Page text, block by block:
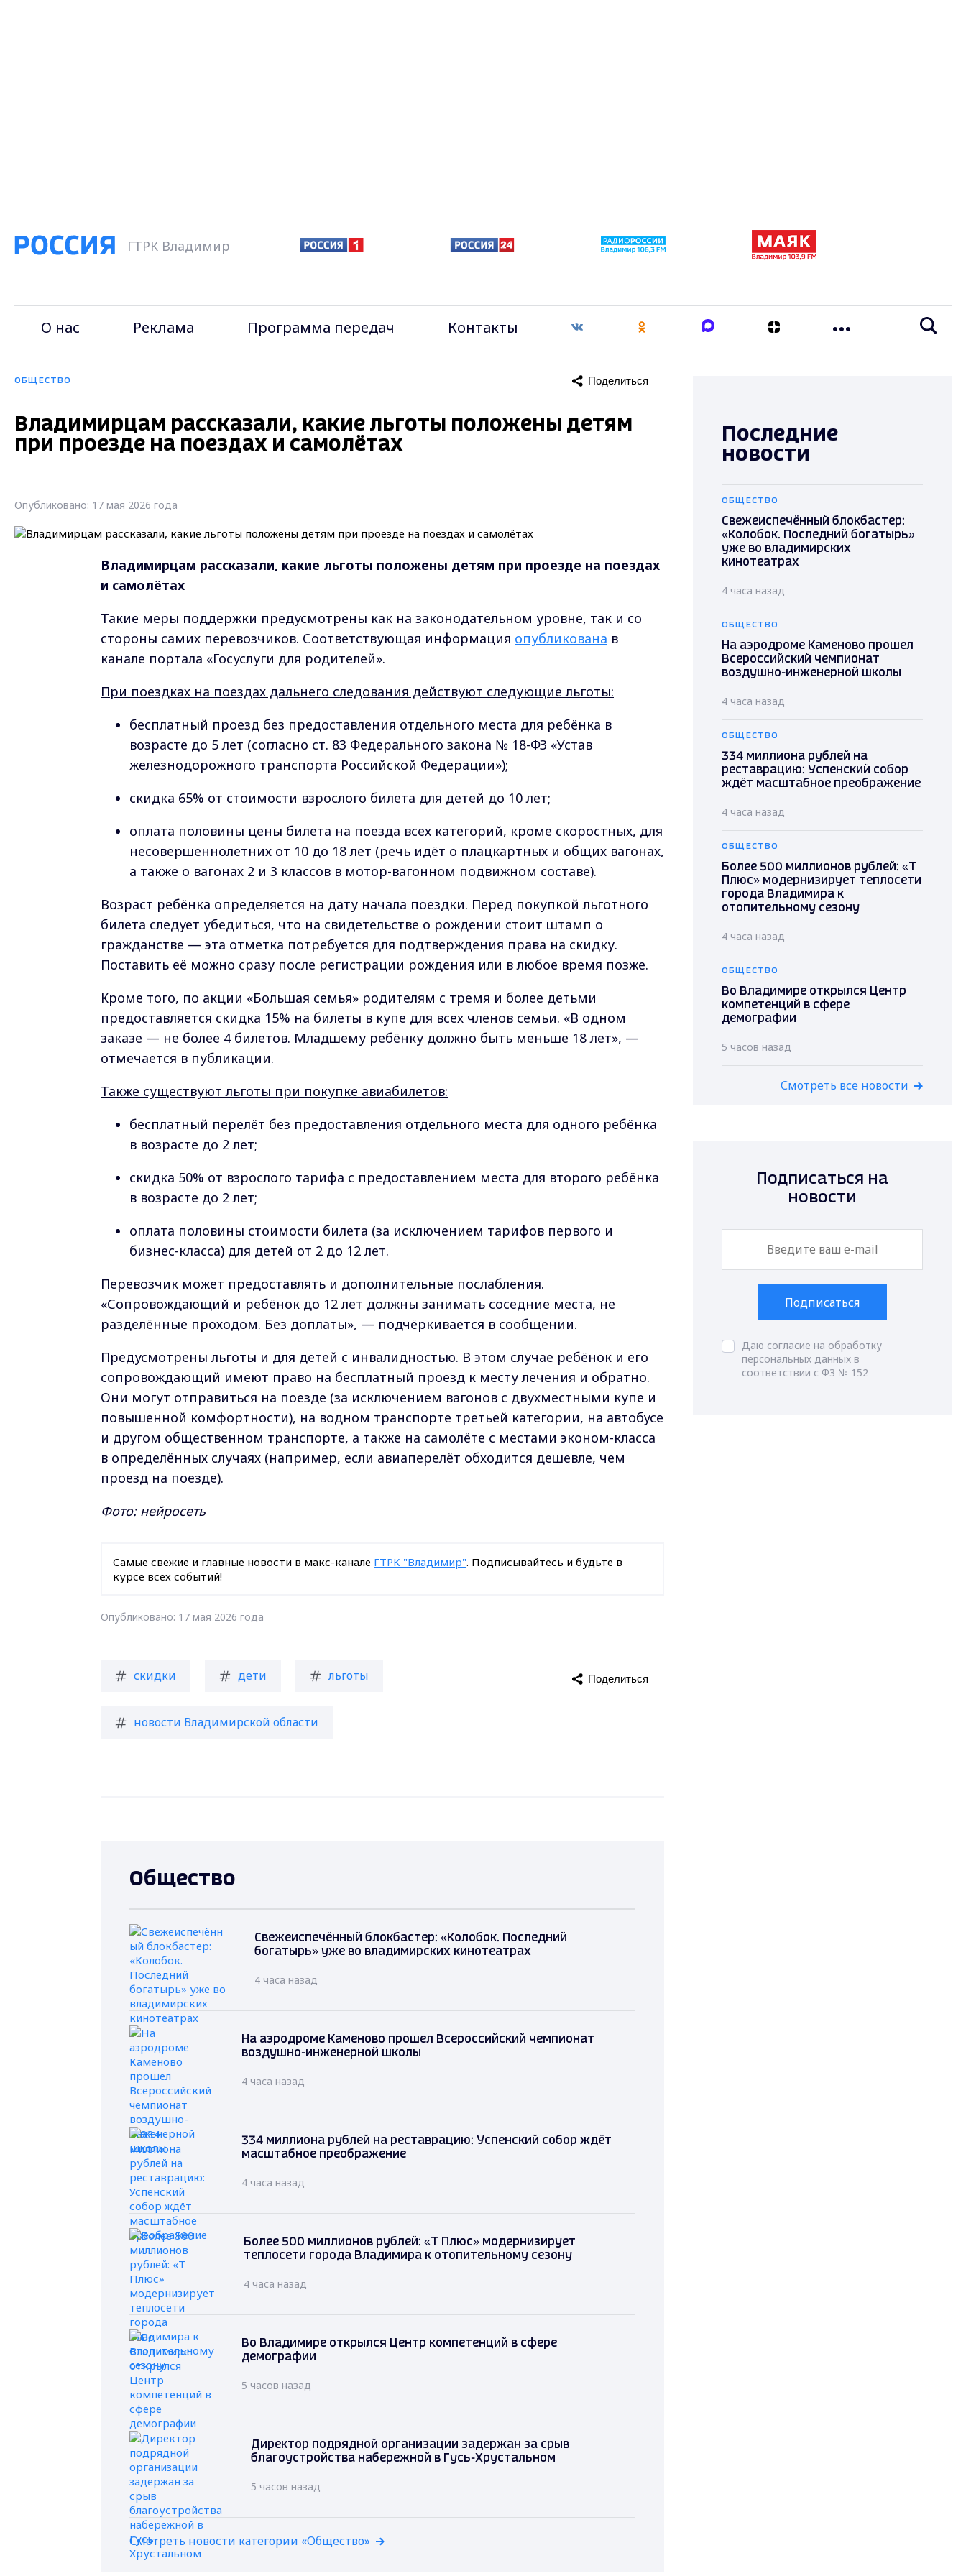
ГТРК Владимир
О нас Реклама Программа передач Контакты
ОБЩЕСТВО Поделиться
Владимирцам рассказали, какие льготы положены детям
при проезде на поездах и самолётах
Опубликовано: 17 мая 2026 года
Владимирцам рассказали, какие льготы положены детям при проезде на поездах
и самолётах
Такие меры поддержки предусмотрены как на законодательном уровне, так и со
стороны самих перевозчиков. Соответствующая информация опубликована в
канале портала «Госуслуги для родителей».
При поездках на поездах дальнего следования действуют следующие льготы:
бесплатный проезд без предоставления отдельного места для ребёнка в
возрасте до 5 лет (согласно ст. 83 Федерального закона № 18-ФЗ «Устав
железнодорожного транспорта Российской Федерации»);
скидка 65% от стоимости взрослого билета для детей до 10 лет;
оплата половины цены билета на поезда всех категорий, кроме скоростных, для
несовершеннолетних от 10 до 18 лет (речь идёт о плацкартных и общих вагонах,
а также о вагонах 2 и 3 классов в мотор-вагонном подвижном составе).
Возраст ребёнка определяется на дату начала поездки. Перед покупкой льготного
билета следует убедиться, что на свидетельстве о рождении стоит штамп о
гражданстве — эта отметка потребуется для подтверждения права на скидку.
Поставить её можно сразу после регистрации рождения или в любое время позже.
Кроме того, по акции «Большая семья» родителям с тремя и более детьми
предоставляется скидка 15% на билеты в купе для всех членов семьи. «В одном
заказе — не более 4 билетов. Младшему ребёнку должно быть меньше 18 лет», —
отмечается в публикации.
Также существуют льготы при покупке авиабилетов:
бесплатный перелёт без предоставления отдельного места для одного ребёнка
в возрасте до 2 лет;
скидка 50% от взрослого тарифа с предоставлением места для второго ребёнка
в возрасте до 2 лет;
оплата половины стоимости билета (за исключением тарифов первого и
бизнес-класса) для детей от 2 до 12 лет.
Перевозчик может предоставлять и дополнительные послабления.
«Сопровождающий и ребёнок до 12 лет должны занимать соседние места, не
разделённые проходом. Без доплаты», — подчёркивается в сообщении.
Предусмотрены льготы и для детей с инвалидностью. В этом случае ребёнок и его
сопровождающий имеют право на бесплатный проезд к месту лечения и обратно.
Они могут отправиться на поезде (за исключением вагонов с двухместными купе и
повышенной комфортности), на водном транспорте третьей категории, на автобусе
и другом общественном транспорте, а также на самолёте с местами эконом-класса
в определённых случаях (например, если авиаперелёт обходится дешевле, чем
проезд на поезде).
Фото: нейросеть
Самые свежие и главные новости в макс-канале ГТРК "Владимир". Подписывайтесь и будьте в
курсе всех событий!
Опубликовано: 17 мая 2026 года
скидки дети льготы
новости Владимирской области
Поделиться
Общество
Свежеиспечённый блокбастер: «Колобок. Последний
богатырь» уже во владимирских кинотеатрах
4 часа назад
На аэродроме Каменово прошел Всероссийский чемпионат
воздушно-инженерной школы
4 часа назад
334 миллиона рублей на реставрацию: Успенский собор ждёт
масштабное преображение
4 часа назад
Более 500 миллионов рублей: «Т Плюс» модернизирует
теплосети города Владимира к отопительному сезону
4 часа назад
Во Владимире открылся Центр компетенций в сфере
демографии
5 часов назад
Директор подрядной организации задержан за срыв
благоустройства набережной в Гусь-Хрустальном
5 часов назад
Смотреть новости категории «Общество»
Последние
новости
ОБЩЕСТВО
Свежеиспечённый блокбастер:
«Колобок. Последний богатырь»
уже во владимирских
кинотеатрах
4 часа назад
ОБЩЕСТВО
На аэродроме Каменово прошел
Всероссийский чемпионат
воздушно-инженерной школы
4 часа назад
ОБЩЕСТВО
334 миллиона рублей на
реставрацию: Успенский собор
ждёт масштабное преображение
4 часа назад
ОБЩЕСТВО
Более 500 миллионов рублей: «Т
Плюс» модернизирует теплосети
города Владимира к
отопительному сезону
4 часа назад
ОБЩЕСТВО
Во Владимире открылся Центр
компетенций в сфере
демографии
5 часов назад
Смотреть все новости
Подписаться на
новости
Подписаться
Даю согласие на обработку
персональных данных в
соответствии с ФЗ № 152